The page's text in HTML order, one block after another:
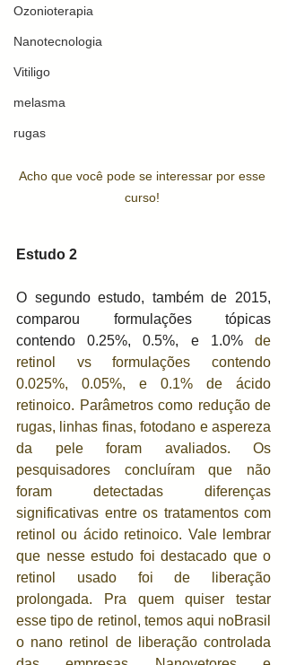
Ozonioterapia
Nanotecnologia
Vitiligo
melasma
rugas
Acho que você pode se interessar por esse
curso!
Estudo 2
O segundo estudo, também de 2015,
comparou formulações tópicas
contendo 0.25%, 0.5%, e 1.0% de
retinol vs formulações contendo
0.025%, 0.05%, e 0.1% de ácido
retinoico. Parâmetros como redução de
rugas, linhas finas, fotodano e aspereza
da pele foram avaliados. Os
pesquisadores concluíram que não
foram detectadas diferenças
significativas entre os tratamentos com
retinol ou ácido retinoico. Vale lembrar
que nesse estudo foi destacado que o
retinol usado foi de liberação
prolongada. Pra quem quiser testar
esse tipo de retinol, temos aqui noBrasil
o nano retinol de liberação controlada